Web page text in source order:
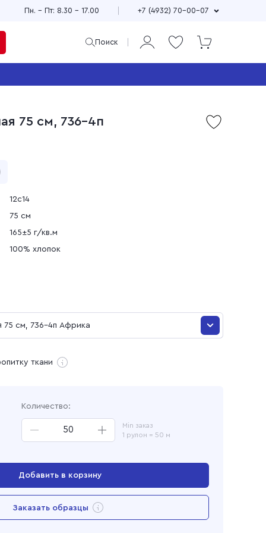
Пн. – Пт: 8.30 – 17.00 +7 (4932) 70-00-07
Поиск
75 см, 736-4п
12с14
75 см
165±5 г/кв.м
100% хлопок
75 см, 736-4п Африка
75 см, 736-5п Африка
ткани
Количество:
Min заказ
1 рулон = 50 м
Добавить в корзину
Заказать образцы